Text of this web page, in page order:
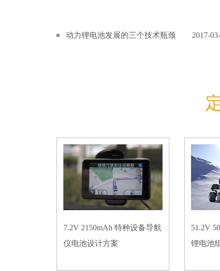
动力锂电池发展的三个技术瓶颈 2017-
7.2V 2150mAh 特种设备导航
仪电池设计方案
51.2V
锂电池